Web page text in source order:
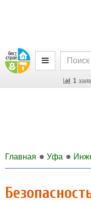
1
Главная Уфа